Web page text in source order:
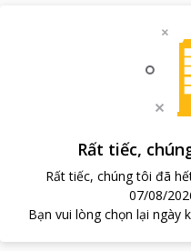
Rất tiếc,
Rất tiếc, chúng tôi đã
07/08/
Bạn vui lòng chọn lại ngày